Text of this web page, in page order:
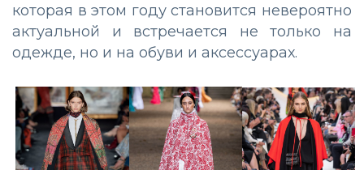
которая в этом году становится невероятно
актуальной и встречается не только на
одежде, но и на обуви и аксессуарах.